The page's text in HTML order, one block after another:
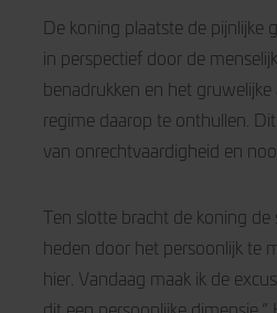
De koning plaatste de pijnlijke
in perspectief door de
benadrukken en het
regime daarop te onthullen.
van onrechtvaardigheid en
Ten slotte bracht de koning de
heden door het persoonlijk te
hier. Vandaag maak ik de